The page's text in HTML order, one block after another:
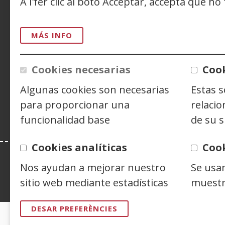
MÁS INFO
Cookies necesarias
Algunas cookies son necesarias
para proporcionar una
funcionalidad base
Estas
de su
Cookies analíticas
Nos ayudan a mejorar nuestro
sitio web mediante estadísticas
Se
DESAR PREFERÈNCIES
AVISO LEGAL
CONTACTO
Siguenos en:
en
Twitter
(Obre
finestra
nova)
(Obre
en
una
nova)
Esta web se ajusta a lo establecido en